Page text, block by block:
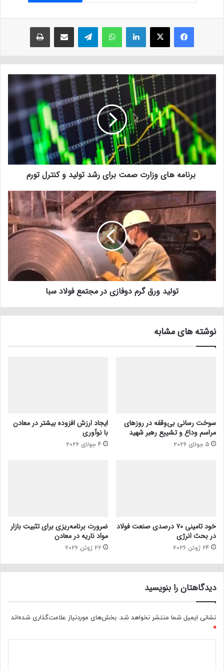
فیسبوک ایکس لینکداین واتس آپ تلگرام
برنامه های وزارت صمت برای رشد تولید و کنترل تورم
تولید ورق گرم دوفازی در مجتمع فولاد سبا
نوشته های مشابه
سوخت رسانی بی‌وقفه در روز‌های
مراسم وداع و تشییع رهبر شهید
5 جولای 2026
ایجاد ارزش افزوده بیشتر در معادن
با نوآوری
4 جولای 2026
خود تامینی ۷۰ درصدی صنعت فولاد
در بحث انرژی
24 ژوئن 2026
ضرورت برنامه‌ریزی برای تثبیت بازار
مواد ناریه در معادن
22 ژوئن 2026
دیدگاهتان را بنویسید
نشانی ایمیل شما منتشر نخواهد شد. بخش‌های موردنیاز علامت‌گذاری شده‌اند
*